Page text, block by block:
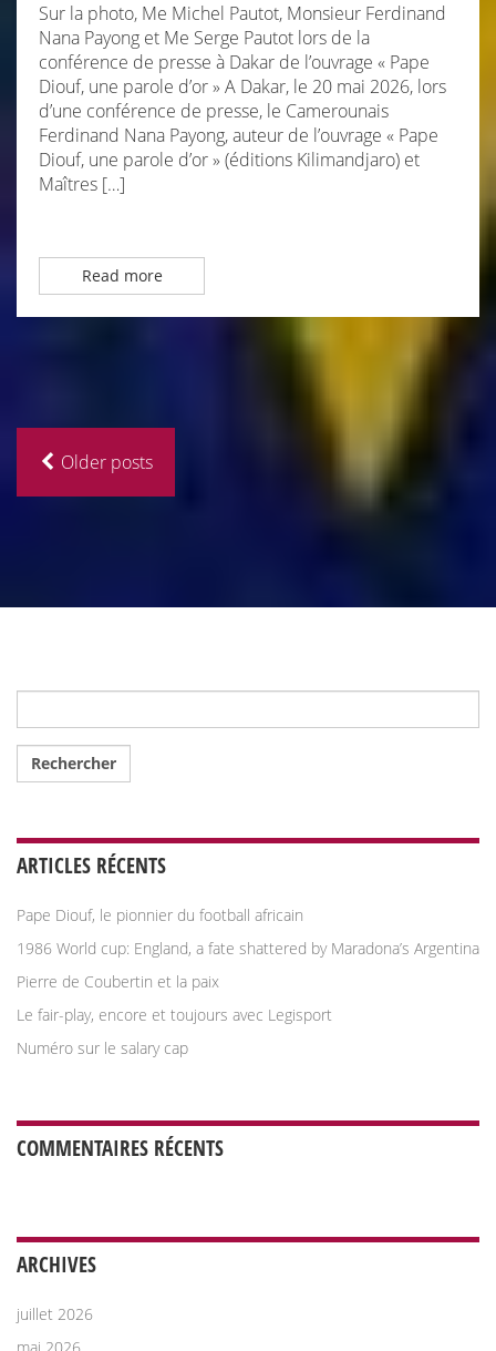
Sur la photo, Me Michel Pautot, Monsieur Ferdinand
Nana Payong et Me Serge Pautot lors de la
conférence de presse à Dakar de l’ouvrage « Pape
Diouf, une parole d’or » A Dakar, le 20 mai 2026, lors
d’une conférence de presse, le Camerounais
Ferdinand Nana Payong, auteur de l’ouvrage « Pape
Diouf, une parole d’or » (éditions Kilimandjaro) et
Maîtres […]
Read more
Older posts
ARTICLES RÉCENTS
Pape Diouf, le pionnier du football africain
1986 World cup: England, a fate shattered by Maradona’s Argentina
Pierre de Coubertin et la paix
Le fair-play, encore et toujours avec Legisport
Numéro sur le salary cap
COMMENTAIRES RÉCENTS
ARCHIVES
juillet 2026